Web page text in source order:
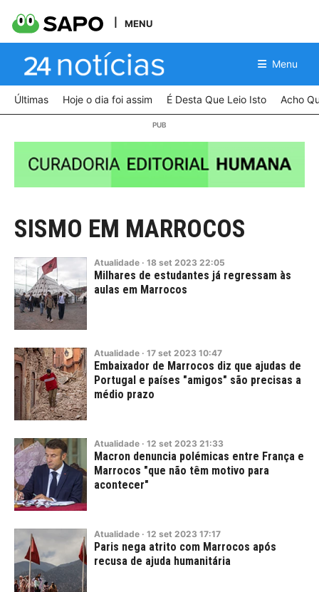
MENU
Menu
Últimas Hoje o dia foi assim É Desta Que Leio Isto Acho
SISMO EM MARROCOS
Atualidade · 18 set 2023 22:05
Milhares de estudantes já regressam às
aulas em Marrocos
Atualidade · 17 set 2023 10:47
Embaixador de Marrocos diz que ajudas de
Portugal e países "amigos" são precisas a
médio prazo
Atualidade · 12 set 2023 21:33
Macron denuncia polémicas entre França e
Marrocos "que não têm motivo para
acontecer"
Atualidade · 12 set 2023 17:17
Paris nega atrito com Marrocos após
recusa de ajuda humanitária